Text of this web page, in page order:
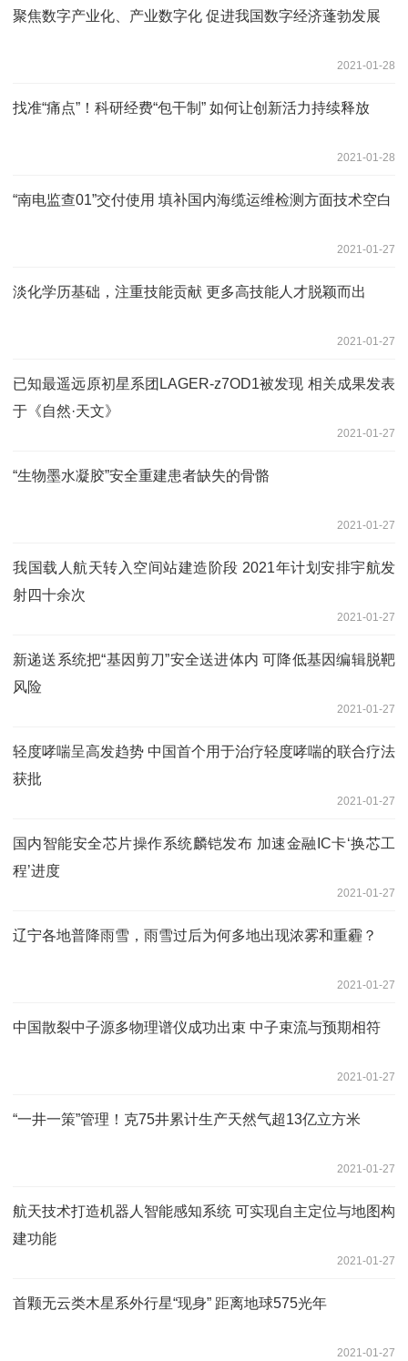
聚焦数字产业化、产业数字化 促进我国数字经济蓬勃发展
2021-01-28
找准“痛点”！科研经费“包干制” 如何让创新活力持续释放
2021-01-28
“南电监查01”交付使用 填补国内海缆运维检测方面技术空白
2021-01-27
淡化学历基础，注重技能贡献 更多高技能人才脱颖而出
2021-01-27
已知最遥远原初星系团LAGER-z7OD1被发现 相关成果发表
于《自然·天文》
2021-01-27
“生物墨水凝胶”安全重建患者缺失的骨骼
2021-01-27
我国载人航天转入空间站建造阶段 2021年计划安排宇航发
射四十余次
2021-01-27
新递送系统把“基因剪刀”安全送进体内 可降低基因编辑脱靶
风险
2021-01-27
轻度哮喘呈高发趋势 中国首个用于治疗轻度哮喘的联合疗法
获批
2021-01-27
国内智能安全芯片操作系统麟铠发布 加速金融IC卡‘换芯工
程’进度
2021-01-27
辽宁各地普降雨雪，雨雪过后为何多地出现浓雾和重霾？
2021-01-27
中国散裂中子源多物理谱仪成功出束 中子束流与预期相符
2021-01-27
“一井一策”管理！克75井累计生产天然气超13亿立方米
2021-01-27
航天技术打造机器人智能感知系统 可实现自主定位与地图构
建功能
2021-01-27
首颗无云类木星系外行星“现身” 距离地球575光年
2021-01-27